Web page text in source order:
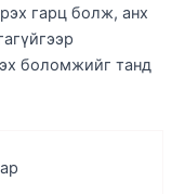
гарц болж, анх
боломжийг танд